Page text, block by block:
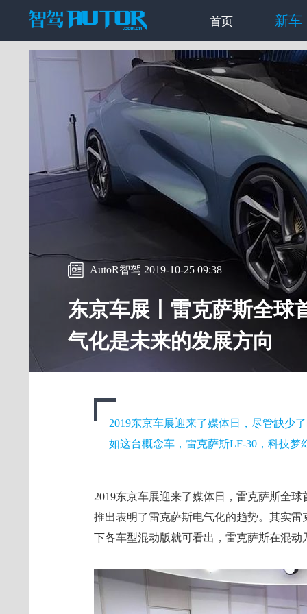
首页 新车
AutoR智驾 2019-10-25 09:38
东京车展丨雷克萨斯全球
气化是未来的发展方向
2019东京车展迎来了媒体日，尽管缺少
如这台概念车，雷克萨斯LF-30，科技梦
2019东京车展迎来了媒体日，雷克萨斯全
推出表明了雷克萨斯电气化的趋势。其实
下各车型混动版就可看出，雷克萨斯在混动